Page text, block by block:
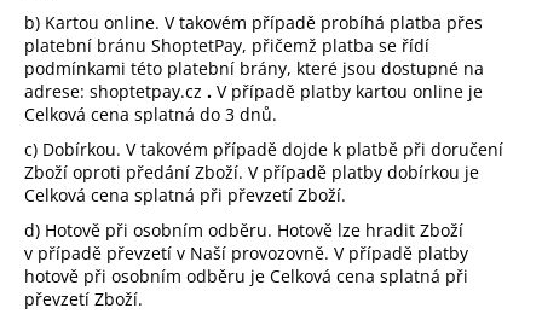
b) Kartou online. V takovém případě probíhá platba přes
platební bránu ShoptetPay, přičemž platba se řídí
podmínkami této platební brány, které jsou dostupné na
adrese: shoptetpay.cz . V případě platby kartou online je
Celková cena splatná do 3 dnů.
c) Dobírkou. V takovém případě dojde k platbě při doručení
Zboží oproti předání Zboží. V případě platby dobírkou je
Celková cena splatná při převzetí Zboží.
d) Hotově při osobním odběru. Hotově lze hradit Zboží
v případě převzetí v Naší provozovně. V případě platby
hotově při osobním odběru je Celková cena splatná při
převzetí Zboží.